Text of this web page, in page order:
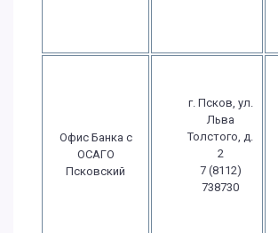
Офис Банка с
ОСАГО
Псковский
г. Псков, ул.
Льва
Толстого, д.
2
7 (8112)
738730